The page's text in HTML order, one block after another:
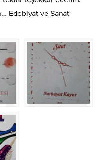
Edebiyat ve Sanat